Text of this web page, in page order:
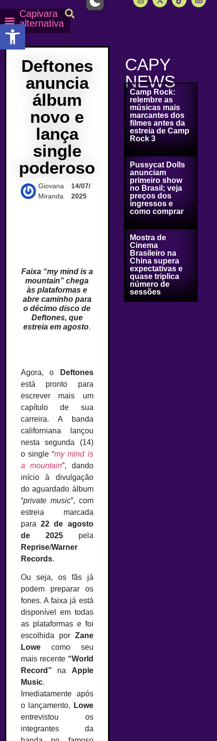
Capivara
alternativa
Deftones
anuncia
álbum
novo e
lança
single
poderoso
Giovana
Miranda
14/07/
2025
Faixa “my mind is a
mountain” chega
às plataformas e
abre caminho para
o décimo disco de
Deftones, que
estreia em agosto.
Agora, o
Deftones
está pronto para
escrever mais um
capítulo de sua
carreira. A banda
californiana lançou
nesta segunda (14)
o single “my mind is
a mountain”, dando
início à divulgação
do aguardado álbum
“private music”, com
estreia marcada
para22 de agosto
de 2025pela
Reprise/Warner
Records.
Ou seja, os fãs já
podem preparar os
fones. A faixa já está
disponível em todas
as plataformas e foi
escolhida por Zane
Lowe como seu
mais recente “World
Record” na Apple
Music.
Imediatamente após
o lançamento,
Lowe
entrevistou os
integrantes da
CAPY
NEWS
Camp Rock:
relembre as
músicas mais
marcantes dos
filmes antes da
estreia de Camp
Rock 3
Pussycat Dolls
anunciam
primeiro show
no Brasil; veja
preços dos
ingressos e
como comprar
Mostra de
Cinema
Brasileiro na
China supera
expectativas e
quase triplica
número de
sessões
Abrir a barra de ferramentas